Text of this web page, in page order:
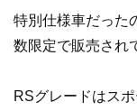
特別仕様車だった
数限定で販売され
RSグレードはス